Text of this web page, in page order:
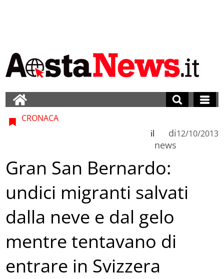
CRONACA
di
news
il 12/10/2013
Gran San Bernardo:
undici migranti salvati
dalla neve e dal gelo
mentre tentavano di
entrare in Svizzera